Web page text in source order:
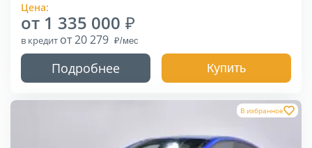
Цена:
от 1 335 000
в кредит от 20 279
Подробнее Купить
В избранное